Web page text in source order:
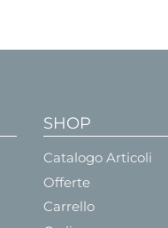
SHOP
Catalogo Articoli
Offerte
Carrello